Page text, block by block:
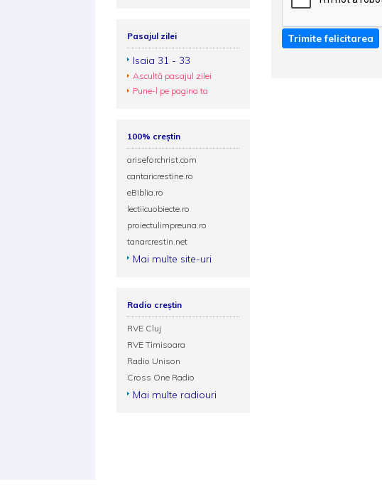
Trimite felicitarea
Pasajul zilei
Isaia 31 - 33
Ascultă pasajul zilei
Pune-l pe pagina ta
100% creștin
ariseforchrist.com
cantaricrestine.ro
eBiblia.ro
lectiicuobiecte.ro
proiectulimpreuna.ro
tanarcrestin.net
Mai multe site-uri
Radio creștin
RVE Cluj
RVE Timisoara
Radio Unison
Cross One Radio
Mai multe radiouri